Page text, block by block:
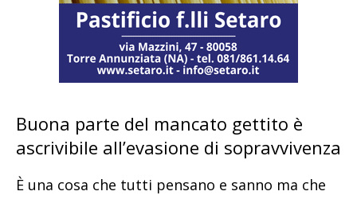
Buona parte del mancato gettito è
ascrivibile all’evasione di sopravvivenza
È una cosa che tutti pensano e sanno ma che